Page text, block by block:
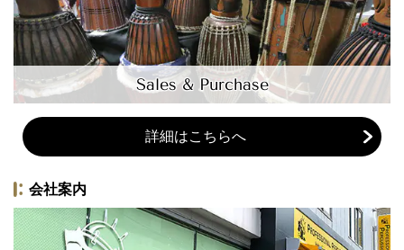
Sales & Purchase
詳細はこちらへ
会社案内